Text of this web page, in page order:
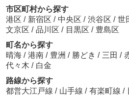
市区町村から探す
港区 / 新宿区 / 中央区 / 渋谷区 / 世
文京区 / 品川区 / 目黒区 / 豊島区
町名から探す
晴海 / 港南 / 豊洲 / 勝どき / 三田 /
代々木 / 白金
路線から探す
都営大江戸線 / 山手線 / 有楽町線 /